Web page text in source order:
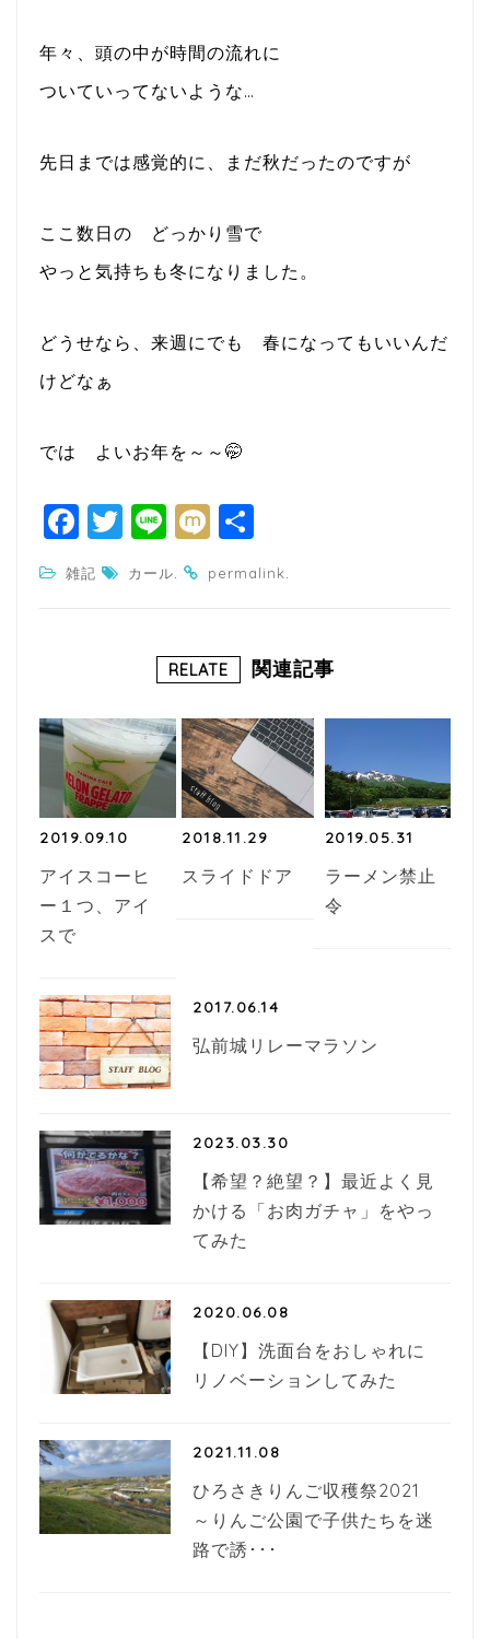
年々、頭の中が時間の流れに
ついていってないような…
先日までは感覚的に、まだ秋だったのですが
ここ数日の どっかり雪で
やっと気持ちも冬になりました。
どうせなら、来週にでも 春になってもいいんだ
けどなぁ
では よいお年を～～🤭
F
a
c
o
k
T
w
itt
Li
n
e
M
有
雑記 カール. permalink.
RELATE 関連記事
2019.09.10
アイスコーヒ
ー１つ、アイ
スで
2018.11.29
スライドドア
2019.05.31
ラーメン禁止
令
2017.06.14
弘前城リレーマラソン
2023.03.30
【希望？絶望？】最近よく見
かける「お肉ガチャ」をやっ
てみた
2020.06.08
【DIY】洗面台をおしゃれに
リノベーションしてみた
2021.11.08
ひろさきりんご収穫祭2021
～りんご公園で子供たちを迷
路で誘･･･